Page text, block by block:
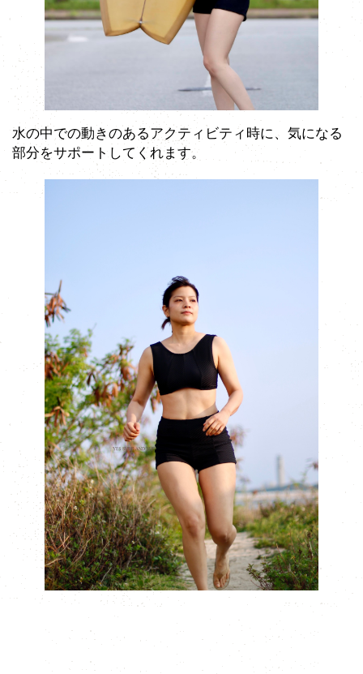
水の中での動きのあるアクティビティ時に、気になる
部分をサポートしてくれます。